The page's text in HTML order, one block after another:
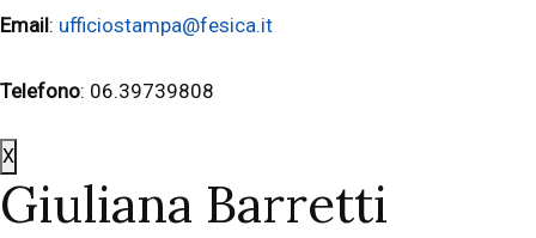
Email: ufficiostampa@fesica.it
Telefono: 06.39739808
X
Giuliana Barretti